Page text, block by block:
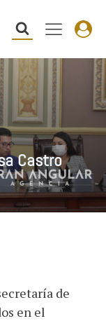
Castro
de
en el